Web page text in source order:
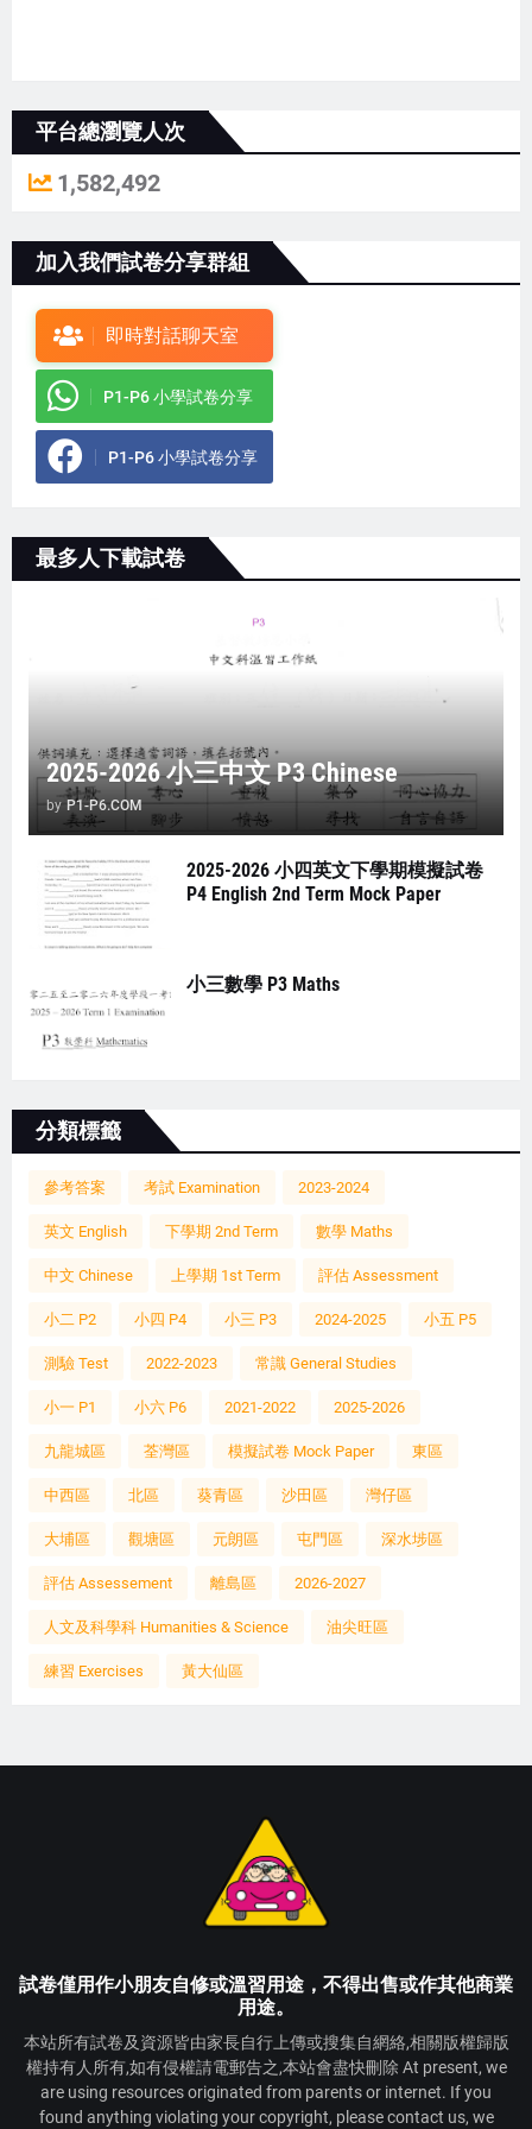
平台總瀏覽人次
1,582,492
加入我們試卷分享群組
即時對話聊天室
P1-P6 小學試卷分享
P1-P6 小學試卷分享
最多人下載試卷
2025-2026 小三中文 P3 Chinese
by P1-P6.COM
2025-2026 小四英文下學期模擬試卷
P4 English 2nd Term Mock Paper
小三數學 P3 Maths
分類標籤
參考答案 考試 Examination 2023-2024
英文 English 下學期 2nd Term 數學 Maths
中文 Chinese 上學期 1st Term 評估 Assessment
小二 P2 小四 P4 小三 P3 2024-2025 小五 P5
測驗 Test 2022-2023 常識 General Studies
小一 P1 小六 P6 2021-2022 2025-2026
九龍城區 荃灣區 模擬試卷 Mock Paper 東區
中西區 北區 葵青區 沙田區 灣仔區
大埔區 觀塘區 元朗區 屯門區 深水埗區
評估 Assessement 離島區 2026-2027
人文及科學科 Humanities & Science 油尖旺區
練習 Exercises 黃大仙區
試卷僅用作小朋友自修或溫習用途，不得出售或作其他商業
用途。
本站所有試卷及資源皆由家長自行上傳或搜集自網絡,相關版權歸版
權持有人所有,如有侵權請電郵告之,本站會盡快刪除 At present, we
are using resources originated from parents or internet. If you
found anything violating your copyright, please contact us, we